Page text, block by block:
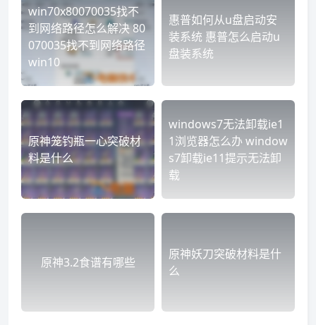
win70x80070035找不
到网络路径怎么解决 80
070035找不到网络路径
win10
惠普如何从u盘启动安
装系统 惠普怎么启动u
盘装系统
原神笼钓瓶一心突破材
料是什么
windows7无法卸载ie1
1浏览器怎么办 window
s7卸载ie11提示无法卸
载
原神3.2食谱有哪些
原神妖刀突破材料是什
么